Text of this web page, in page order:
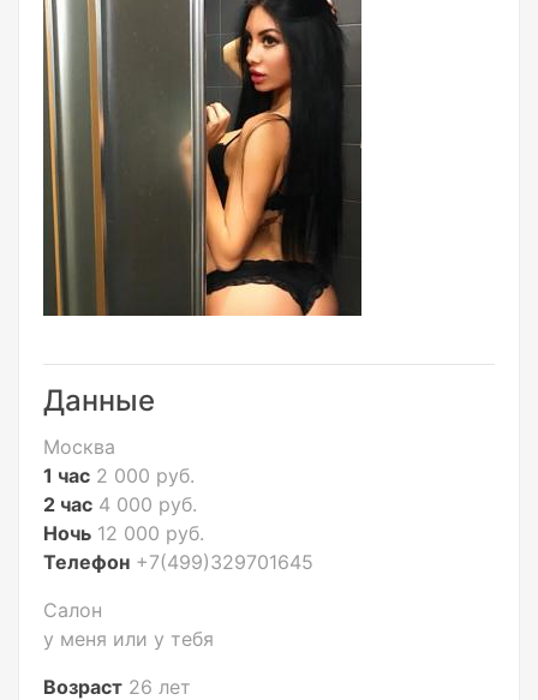
Данные
Москва
1 час 2 000 руб.
2 час 4 000 руб.
Ночь 12 000 руб.
Телефон +7(499)329701645
Салон
у меня или у тебя
Возраст 26 лет